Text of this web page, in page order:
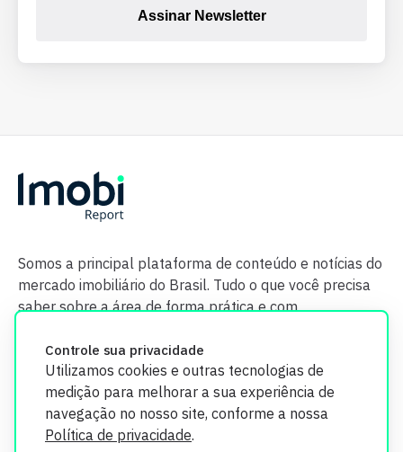
Controle sua privacidade
Utilizamos cookies e outras tecnologias de
medição para melhorar a sua experiência de
navegação no nosso site, conforme a nossa
Política de privacidade.
Assinar Newsletter
Somos a principal plataforma de conteúdo e notícias do
mercado imobiliário do Brasil. Tudo o que você precisa
saber sobre a área de forma prática e com